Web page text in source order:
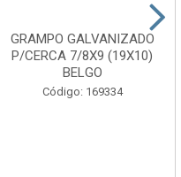
GRAMPO GALVANIZADO
P/CERCA 7/8X9 (19X10)
BELGO
Código: 169334